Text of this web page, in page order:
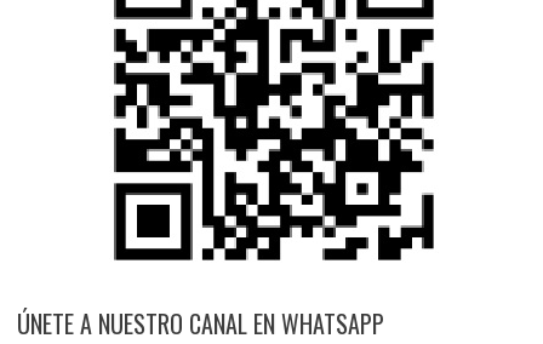
ÚNETE A NUESTRO CANAL EN WHATSAPP